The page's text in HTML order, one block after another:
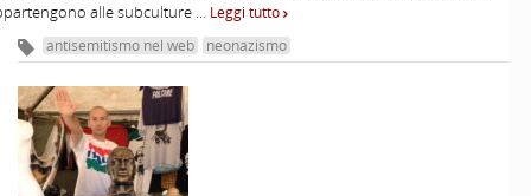
alle subculture … Leggi tutto
antisemitismo nel web neonazismo